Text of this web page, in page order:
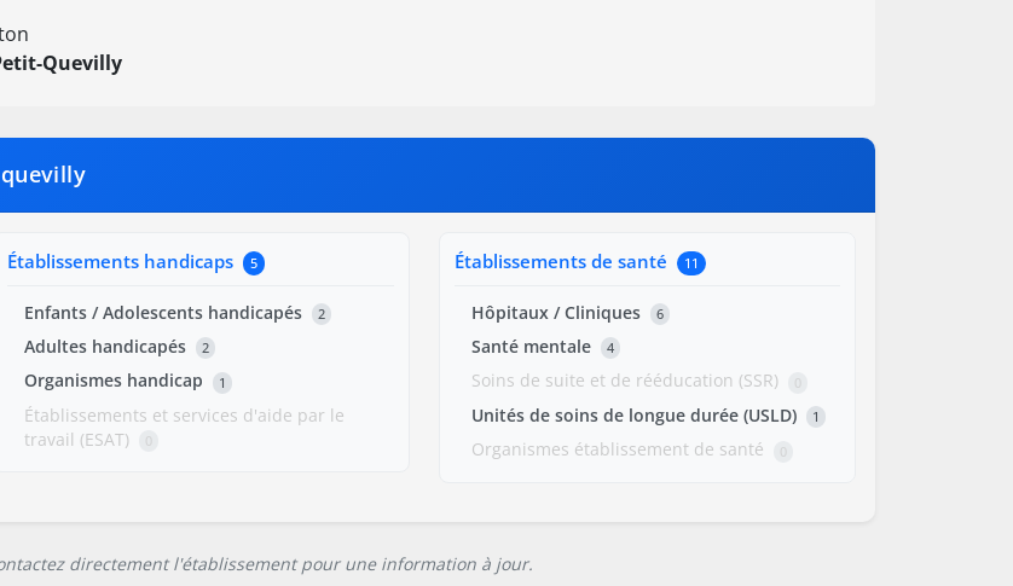
Quevilly
Établissements handicaps 5
Enfants / Adolescents handicapés 2
Adultes handicapés 2
Organismes handicap 1
Établissements et services d'aide par le
travail (ESAT)
0
Établissements de santé 11
Hôpitaux / Cliniques 6
Santé mentale 4
Soins de suite et de rééducation (SSR) 0
Unités de soins de longue durée (USLD) 1
Organismes établissement de santé 0
directement l'établissement pour une information à jour.